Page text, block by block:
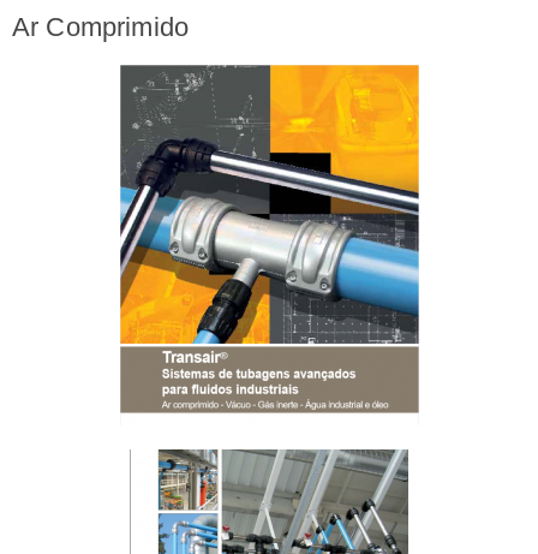
Ar Comprimido